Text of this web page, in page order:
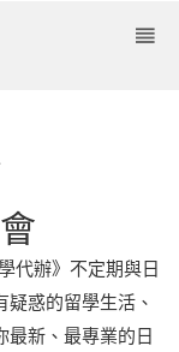
代辦》不定期與日
惑的留學生活、
最新、最專業的日